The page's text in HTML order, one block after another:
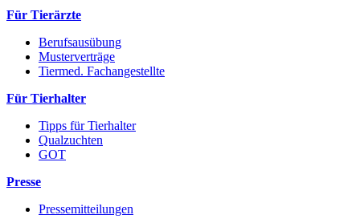
Für Tierärzte
Berufsausübung
Musterverträge
Tiermed. Fachangestellte
Für Tierhalter
Tipps für Tierhalter
Qualzuchten
GOT
Presse
Pressemitteilungen